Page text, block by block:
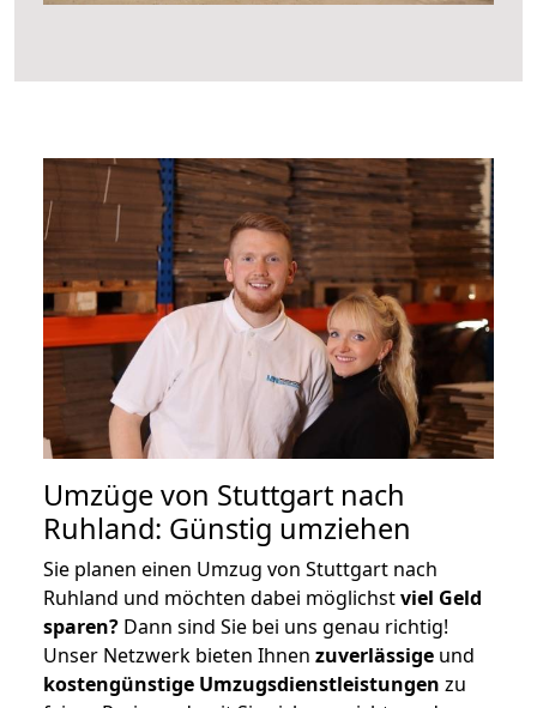
Umzüge von Stuttgart nach
Ruhland: Günstig umziehen
Sie planen einen Umzug von Stuttgart nach
Ruhland und möchten dabei möglichstviel Geld
sparen? Dann sind Sie bei uns genau richtig!
Unser Netzwerk bieten Ihnen zuverlässige und
kostengünstige Umzugsdienstleistungen zu